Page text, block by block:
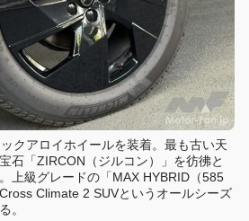
クアロイホイールを装着。最も古い天
石「ZIRCON（ジルコン）」を彷彿と
上級グレードの「MAX HYBRID（585
Climate 2 SUVというオールシーズ
。